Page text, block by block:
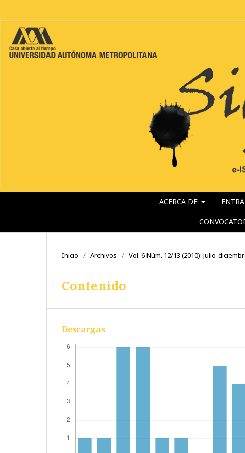
ACERCA DE
Inicio / Archivos / Vol. 6 Núm. 12/13 (2010): julio-
Contenido
Descargas